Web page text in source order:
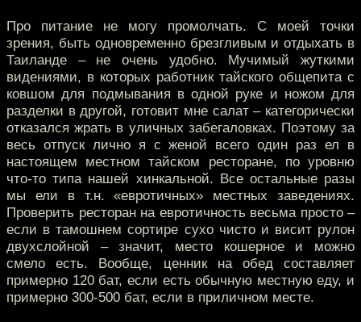
Про питание не могу промолчать. С моей точки
зрения, быть одновременно брезгливым и отдыхать в
Таиланде – не очень удобно. Мучимый жуткими
видениями, в которых работник тайского общепита с
ковшом для подмывания в одной руке и ножом для
разделки в другой, готовит мне салат – категорически
отказался жрать в уличных забегаловках. Поэтому за
весь отпуск лично я с женой всего один раз ел в
настоящем местном тайском ресторане, по уровню
что-то типа нашей хинкальной. Все остальные разы
мы ели в т.н. «евротичных» местных заведениях.
Проверить ресторан на евротичность весьма просто –
если в тамошнем сортире сухо чисто и висит рулон
двухслойной – значит, место кошерное и можно
смело есть. Вообще, ценник на обед составляет
примерно 120 бат, если есть обычную местную еду, и
примерно 300-500 бат, если в приличном месте.